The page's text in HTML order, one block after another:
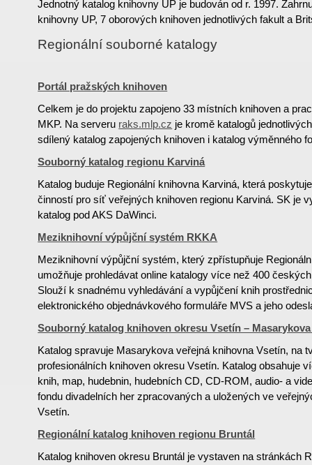
Jednotný katalog knihovny UP je budován od r. 1997.
knihovny UP, 7 oborových knihoven jednotlivých fakult a
Regionální souborné katalogy
Portál pražských knihoven
Celkem je do projektu zapojeno 33 místních knihoven a
MKP. Na serveru raks.mlp.cz je kromě katalogů
sdílený katalog zapojených knihoven i katalog výměnného
Souborný katalog regionu Karviná
Katalog buduje Regionální knihovna Karviná, která
činností pro síť veřejných knihoven regionu Karviná. SK je
katalog pod AKS DaWinci.
Meziknihovní výpůjční systém RKKA
Meziknihovní výpůjční systém, který zpřístupňuje
umožňuje prohledávat online katalogy více než 400
Slouží k snadnému vyhledávání a vypůjčení knih
elektronického objednávkového formuláře MVS a jeho
Souborný katalog knihoven okresu Vsetín –
Katalog spravuje Masarykova veřejná knihovna Vsetín, na
profesionálních knihoven okresu Vsetín. Katalog obsahuje
knih, map, hudebnin, hudebních CD, CD-ROM, audio- a
fondu divadelních her zpracovaných a uložených ve
Vsetín.
Regionální katalog knihoven regionu Bruntál
Katalog knihoven okresu Bruntál je vystaven na stránkách